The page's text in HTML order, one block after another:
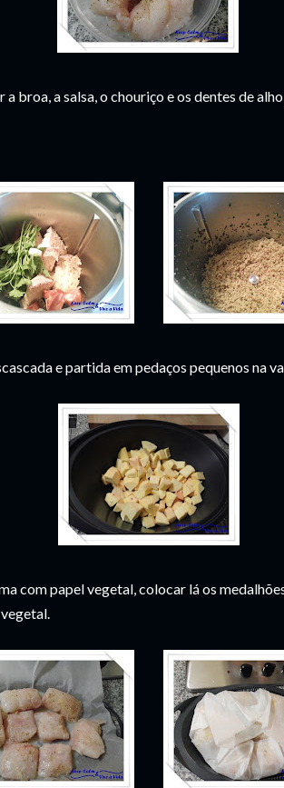
broa, a salsa, o chouriço e os dentes de
e partida em pedaços pequenos na
com papel vegetal, colocar lá os